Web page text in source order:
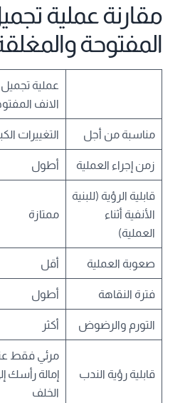
مقارنة عملية
المفتوحة
عملية تجميل
الانف
مناسبة من أجل التغييرات
زمن إجراء العملية أطول
قابلية الرؤية (للبنية
الأنفية أثناء
العملية)
ممتازة
صعوبة العملية أقل
فترة النقاهة أطول
التورم والرضوض أكثر
قابلية رؤية الندب
مرئي فقط
إمالة رأسك
الخلف